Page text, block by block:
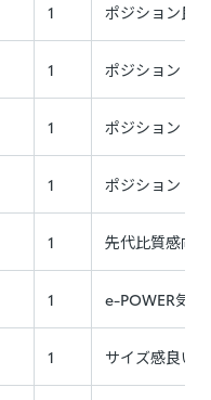
1 ポジション良
1 ポジション・
1 ポジション・
1 ポジション・
1 先代比質感向
1 e-POWER気
1 サイズ感良い